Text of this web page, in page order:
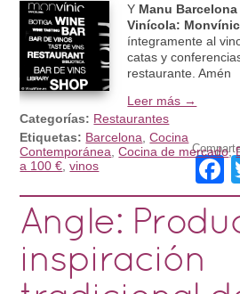
Y Manu Barcelona
Vinícola: Monvínic
íntegramente al
catas y
restaurante. Amén
Leer más →
Categorías: Restaurantes
Etiquetas: Barcelona ,Cocina
Contemporánea ,Cocina de mercado,
a 100 € ,vinos
Angle:
inspiración